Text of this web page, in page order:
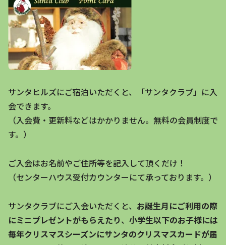
サンタヒルズにご宿泊いただくと、「サンタクラブ」に入
会できます。
（入会費・更新料などはかかりません。無料の会員制度で
す。）
ご入会はお名前やご住所等を記入して頂くだけ！
（センターハウス受付カウンターにて承っております。）
サンタクラブにご入会いただくと、 お誕生月にご利用の際
にミニプレゼントがもらえたり、 小学生以下のお子様には
毎年クリスマスシーズンにサンタのクリスマスカードが届